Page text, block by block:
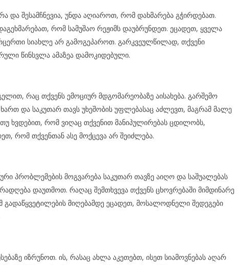
და შესამჩნევია, უნდა აღიაროთ, რომ დახმარება გჭირდებათ.
რომ სამუშაო რეჟიმს დაუბრუნდეთ. ეცადეთ, ყველა
სიახლე არ გამოგეპაროთ. გარკვეულწილად, თქვენი
წინსვლა ამაზეა დამოკიდებული.
რაც თქვენს ემოციურ მდგომარეობაზე აისახება. გარშემო
და საკუთარ თავს უხეშობის უფლებასაც აძლევთ, მაგრამ მალე
ხვდებით, რომ ვიღაც თქვენით მანიპულირებას ცდილობს,
რომ თქვენთან ასე მოქცევა არ შეიძლება.
პრობლემების მოგვარება საკუთარ თავზე აიღო და საშუალებას
დაუთმოთ. რაღაც შემთხვევა თქვენს ცხოვრებაში მიმდინარე
მიღებამდე ეცადეთ, მოსალოდნელი შედეგები
იზრუნოთ. ის, რასაც ახლა აკეთებთ, ისეთ სიამოვნებას აღარ